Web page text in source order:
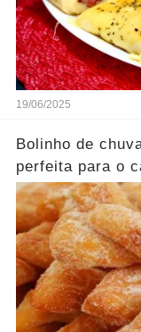
19/06/2025
Bolinho de
perfeita para o